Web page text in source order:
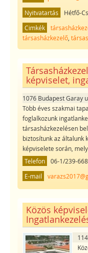
Nyitvatartás
Hétfő-
Cimkék
társasházkezelő,
képviselet,
1076 Budapest Garay
Több éves szakmai
foglalkozunk
társasházkezelésen
biztosítunk az általunk
képviselete során,
Telefon
06-1/239-
E-mail
Közös